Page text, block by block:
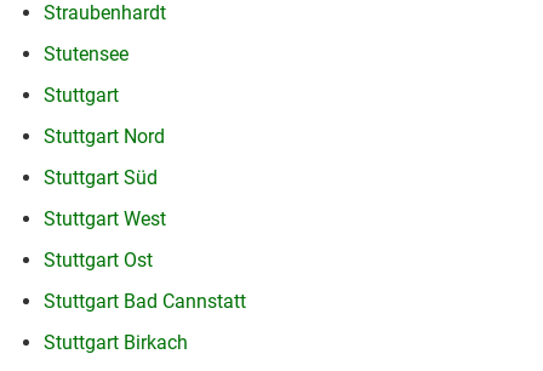
Straubenhardt
Stutensee
Stuttgart
Stuttgart Nord
Stuttgart Süd
Stuttgart West
Stuttgart Ost
Stuttgart Bad Cannstatt
Stuttgart Birkach